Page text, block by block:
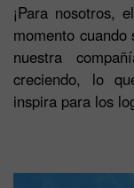
¡Para nosotros,
momento
nuestra
creciendo, lo
inspira para los